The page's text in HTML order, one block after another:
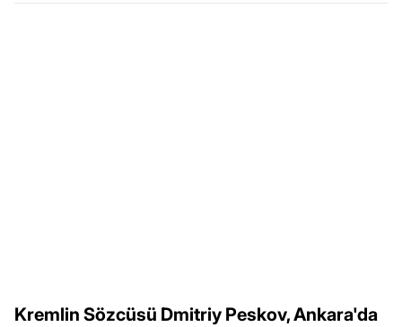
Kremlin Sözcüsü Dmitriy Peskov, Ankara'da